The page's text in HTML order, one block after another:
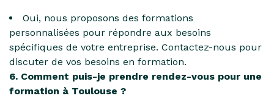
Oui, nous proposons des formations
personnalisées pour répondre aux besoins
spécifiques de votre entreprise. Contactez-nous pour
discuter de vos besoins en formation.
6. Comment puis-je prendre rendez-vous pour une
formation à Toulouse ?